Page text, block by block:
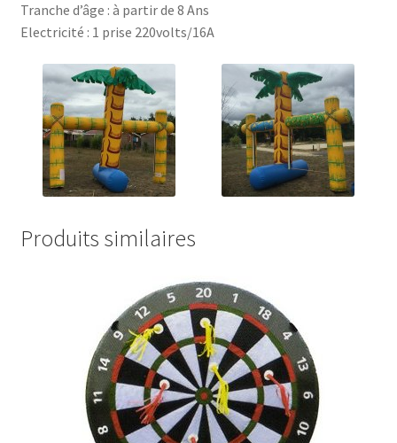
Tranche d’âge : à partir de 8 Ans
Electricité : 1 prise 220volts/16A
Produits similaires